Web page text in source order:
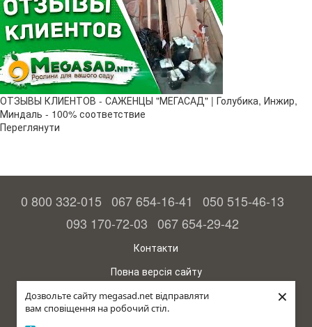
Дозвольте сайту megasad.net відправляти
вам сповіщення на робочий стіл.
×
ОТЗЫВЫ КЛИЕНТОВ - САЖЕНЦЫ "МЕГАСАД" | Голубика, Инжир,
Миндаль - 100% соответствие
Переглянути
0 800 332-015 067 654-16-41
050 515-46-13
093 170-72-03 067 654-29-42
Контакти
Повна версія сайту
© 2015—2026
Megasad – гарантія високого врожаю